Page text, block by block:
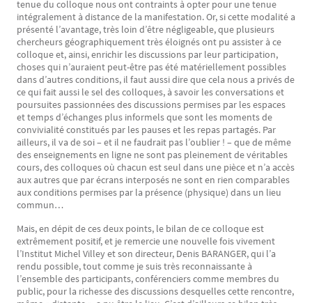
tenue du colloque nous ont contraints à opter pour une tenue
intégralement à distance de la manifestation. Or, si cette modalité a
présenté l’avantage, très loin d’être négligeable, que plusieurs
chercheurs géographiquement très éloignés ont pu assister à ce
colloque et, ainsi, enrichir les discussions par leur participation,
choses qui n’auraient peut-être pas été matériellement possibles
dans d’autres conditions, il faut aussi dire que cela nous a privés de
ce qui fait aussi le sel des colloques, à savoir les conversations et
poursuites passionnées des discussions permises par les espaces
et temps d’échanges plus informels que sont les moments de
convivialité constitués par les pauses et les repas partagés. Par
ailleurs, il va de soi – et il ne faudrait pas l’oublier ! – que de même
des enseignements en ligne ne sont pas pleinement de véritables
cours, des colloques où chacun est seul dans une pièce et n’a accès
aux autres que par écrans interposés ne sont en rien comparables
aux conditions permises par la présence (physique) dans un lieu
commun…
Mais, en dépit de ces deux points, le bilan de ce colloque est
extrêmement positif, et je remercie une nouvelle fois vivement
l’Institut Michel Villey et son directeur, Denis BARANGER, qui l’a
rendu possible, tout comme je suis très reconnaissante à
l’ensemble des participants, conférenciers comme membres du
public, pour la richesse des discussions desquelles cette rencontre,